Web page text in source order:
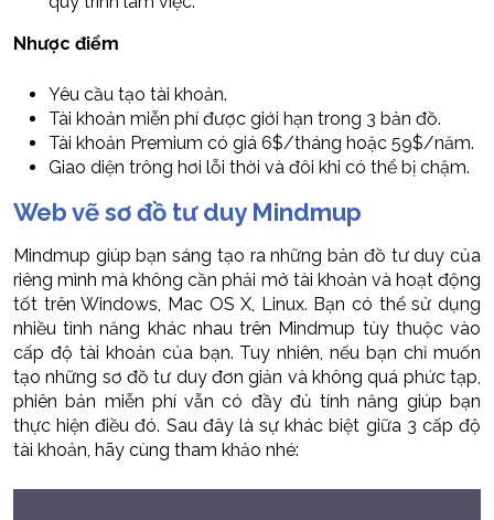
Nhược điểm
Yêu cầu tạo tài khoản.
Tài khoản miễn phí được giới hạn trong 3 bản đồ.
Tài khoản Premium có giá 6$/tháng hoặc 59$/năm.
Giao diện trông hơi lỗi thời và đôi khi có thể bị chậm.
Web vẽ sơ đồ tư duy Mindmup
Mindmup giúp bạn sáng tạo ra những bản đồ tư duy của
riêng mình mà không cần phải mở tài khoản và hoạt động
tốt trên Windows, Mac OS X, Linux. Bạn có thể sử dụng
nhiều tình năng khác nhau trên Mindmup tùy thuộc vào
cấp độ tài khoản của bạn. Tuy nhiên, nếu bạn chỉ muốn
tạo những sơ đồ tư duy đơn giản và không quá phức tạp,
phiên bản miễn phí vẫn có đầy đủ tính năng giúp bạn
thực hiện điều đó. Sau đây là sự khác biệt giữa 3 cấp độ
tài khoản, hãy cùng tham khảo nhé: